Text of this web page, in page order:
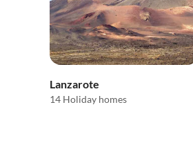
Lanzarote
14 Holiday homes